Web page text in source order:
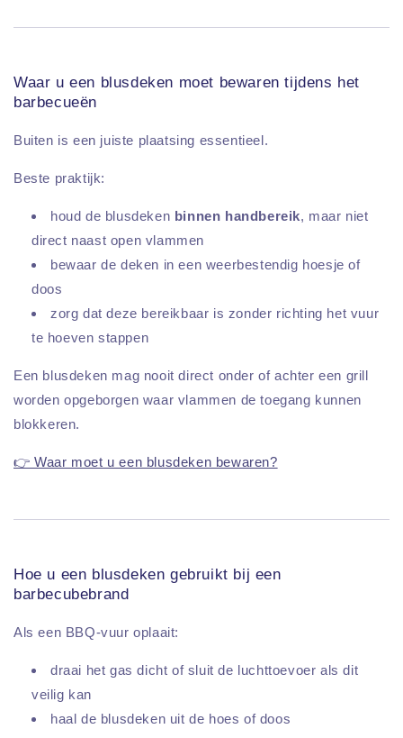
Waar u een blusdeken moet bewaren tijdens het
barbecueën
Buiten is een juiste plaatsing essentieel.
Beste praktijk:
houd de blusdeken binnen handbereik, maar niet
direct naast open vlammen
bewaar de deken in een weerbestendig hoesje of
doos
zorg dat deze bereikbaar is zonder richting het vuur
te hoeven stappen
Een blusdeken mag nooit direct onder of achter een grill
worden opgeborgen waar vlammen de toegang kunnen
blokkeren.
👉 Waar moet u een blusdeken bewaren?
Hoe u een blusdeken gebruikt bij een
barbecubebrand
Als een BBQ-vuur oplaait:
draai het gas dicht of sluit de luchttoevoer als dit
veilig kan
haal de blusdeken uit de hoes of doos